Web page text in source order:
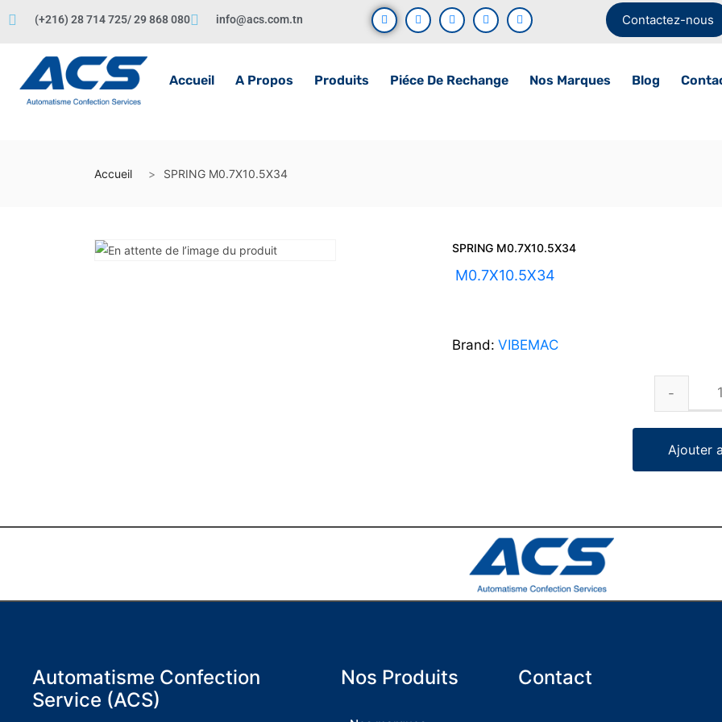
(+216) 28 714 725/ 29 868 080 info@acs.com.tn Contactez-nous
Accueil A Propos Produits Piéce De Rechange Nos Marques Blog
Accueil SPRING M0.7X10.5X34
SPRING M0.7X10.5X34
M0.7X10.5X34
Brand: VIBEMAC
Ajouter
Automatisme Confection
Service (ACS)
Nos Produits Contact